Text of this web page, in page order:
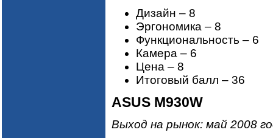
Дизайн – 8
Эргономика – 8
Функциональность – 6
Камера – 6
Цена – 8
Итоговый балл – 36
ASUS M930W
Выход на рынок: май 2008